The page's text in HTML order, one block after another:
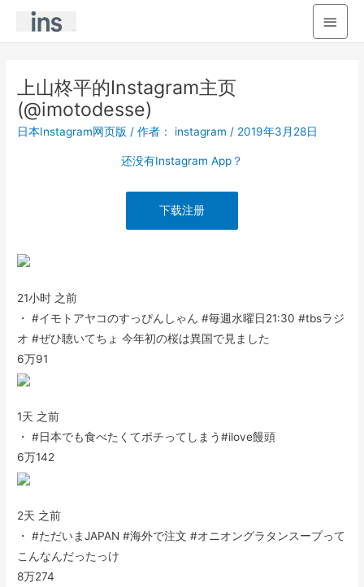
主
上山柊平的Instagram主页
(@imotodesse)
日本Instagram网页版 / 作者： instagram / 2019年3月28日
还没有Instagram App？
下载注册
21小时 之前
・ #イモトアヤコのすっぴんしゃん #毎週水曜日21:30 #tbsラジ
オ #ぜひ聴いてちょ 今年初の桜は異国で見ました
6万91
1天 之前
・ #日本でも食べたくてポチってしまう#ilove饅頭
6万142
2天 之前
・ #ただいまJAPAN #海外で注文 #オニオングラタンスープって
こんなんだったっけ
8万274